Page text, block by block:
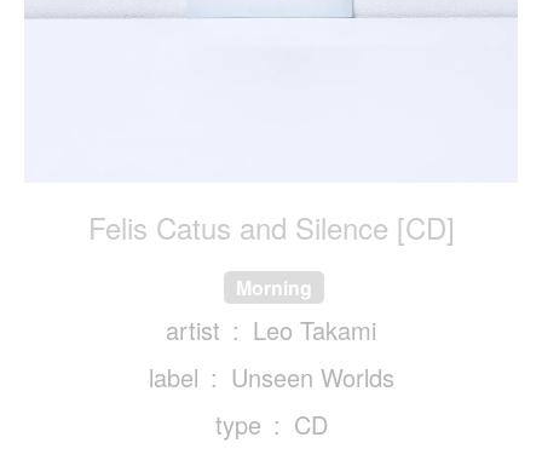
Felis Catus and Silence [CD]
Morning
artist
Leo Takami
label
Unseen Worlds
type
CD